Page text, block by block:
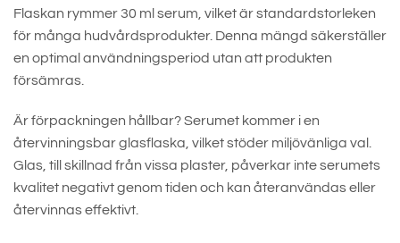
Flaskan rymmer 30 ml serum, vilket är standardstorleken
för många hudvårdsprodukter. Denna mängd säkerställer
en optimal användningsperiod utan att produkten
försämras.
Är förpackningen hållbar? Serumet kommer i en
återvinningsbar glasflaska, vilket stöder miljövänliga val.
Glas, till skillnad från vissa plaster, påverkar inte serumets
kvalitet negativt genom tiden och kan återanvändas eller
återvinnas effektivt.